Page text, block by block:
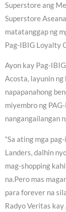
Superstore ang
Superstore
matatanggap ng
Pag-IBIG Loyalty
Ayon kay Pag-
Acosta, layunin ng
napapanahong
miyembro ng
nangangailangan
“Sa ating mga
Landers, dalhin
mag-shopping
na.Pero mas
para forever na
Radyo Veritas kay